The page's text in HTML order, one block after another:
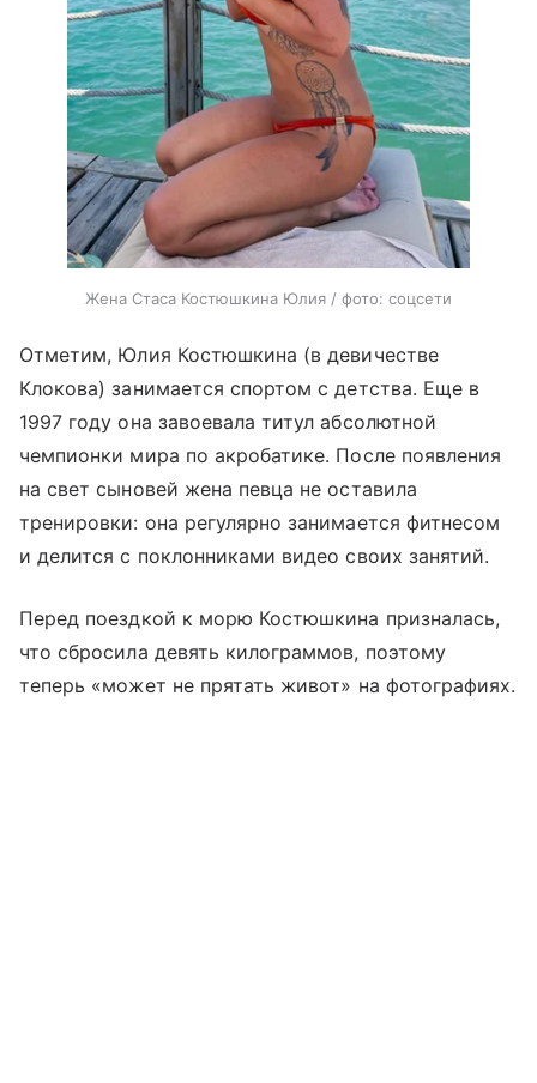
Жена Стаса Костюшкина Юлия / фото: соцсети
Отметим, Юлия Костюшкина (в девичестве
Клокова) занимается спортом с детства. Еще в
1997 году она завоевала титул абсолютной
чемпионки мира по акробатике. После появления
на свет сыновей жена певца не оставила
тренировки: она регулярно занимается фитнесом
и делится с поклонниками видео своих занятий.
Перед поездкой к морю Костюшкина призналась,
что сбросила девять килограммов, поэтому
теперь «может не прятать живот» на фотографиях.